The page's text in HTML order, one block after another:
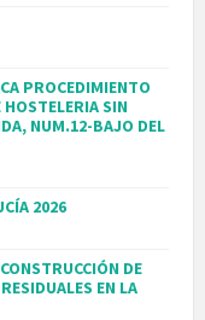
PROCEDIMIENTO
SIN
NUM.12-BAJO DEL
2026
DE
EN LA